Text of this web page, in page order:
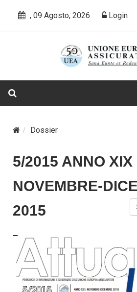
, 09 Agosto, 2026 Login
Dossier
5/2015 ANNO XIX
NOVEMBRE-
2015